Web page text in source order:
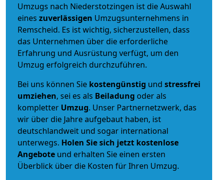
Umzugs nach Niederstotzingen ist die Auswahl
eines zuverlässigen Umzugsunternehmens in
Remscheid. Es ist wichtig, sicherzustellen, dass
das Unternehmen über die erforderliche
Erfahrung und Ausrüstung verfügt, um den
Umzug erfolgreich durchzuführen.
Bei uns können Sie kostengünstig und stressfrei
umziehen, sei es als Beiladung oder als
kompletter Umzug. Unser Partnernetzwerk, das
wir über die Jahre aufgebaut haben, ist
deutschlandweit und sogar international
unterwegs. Holen Sie sich jetzt kostenlose
Angebote und erhalten Sie einen ersten
Überblick über die Kosten für Ihren Umzug.